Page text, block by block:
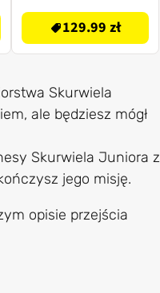
kabel Czarny
129.99 zł
Skurwiela
ale będziesz mógł
Skurwiela Juniora z
jego misję.
opisie przejścia